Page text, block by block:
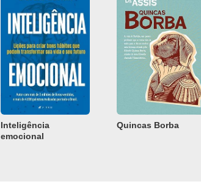
Inteligência
emocional
Quincas Borba